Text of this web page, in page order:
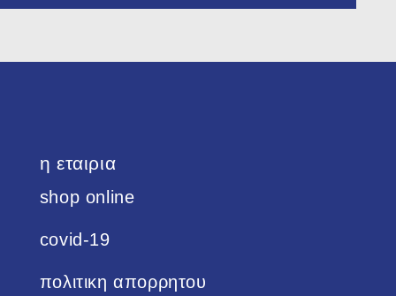
η εταιρια
shop online
covid-19
πολιτικη απορρητου